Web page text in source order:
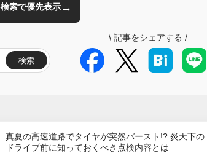
索で優先表示→
検索
\ 記事をシェアする /
真夏の高速道路でタイヤが突然バースト!? 炎天下の
ドライブ前に知っておくべき点検内容とは